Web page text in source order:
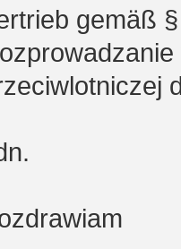
gemäß